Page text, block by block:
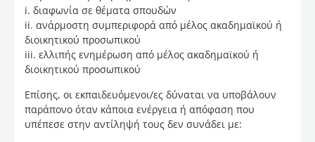
i. διαφωνία σε θέματα σπουδών
ii. ανάρμοστη συμπεριφορά από μέλος ακαδημαϊκού ή
διοικητικού προσωπικού
iii. ελλιπής ενημέρωση από μέλος ακαδημαϊκού ή
διοικητικού προσωπικού
Επίσης, οι εκπαιδευόμενοι/ες δύναται να υποβάλουν
παράπονο όταν κάποια ενέργεια ή απόφαση που
υπέπεσε στην αντίληψή τους δεν συνάδει με: